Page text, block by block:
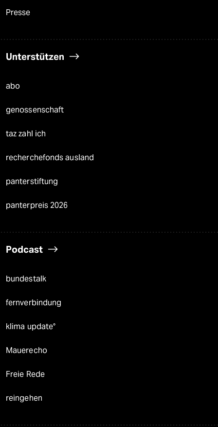
Presse
Unterstützen
abo
genossenschaft
taz zahl ich
recherchefonds ausland
panterstiftung
panterpreis 2026
Podcast
bundestalk
fernverbindung
klima update°
Mauerecho
Freie Rede
reingehen